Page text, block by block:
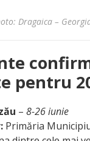
Dragaica –
pentru
– 8-26 iunie
Primăria